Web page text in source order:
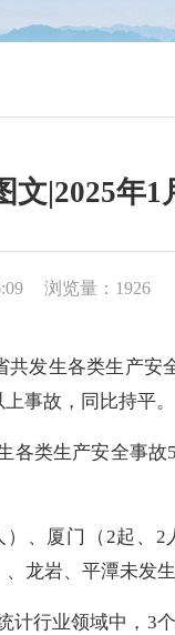
文|2025年
浏览量：1926
共发生各类生产安
事故，同比持平。
各类生产安全事故5
）、 厦门 （2起、 2
、龙岩、平潭未发
计行业领域中， 3